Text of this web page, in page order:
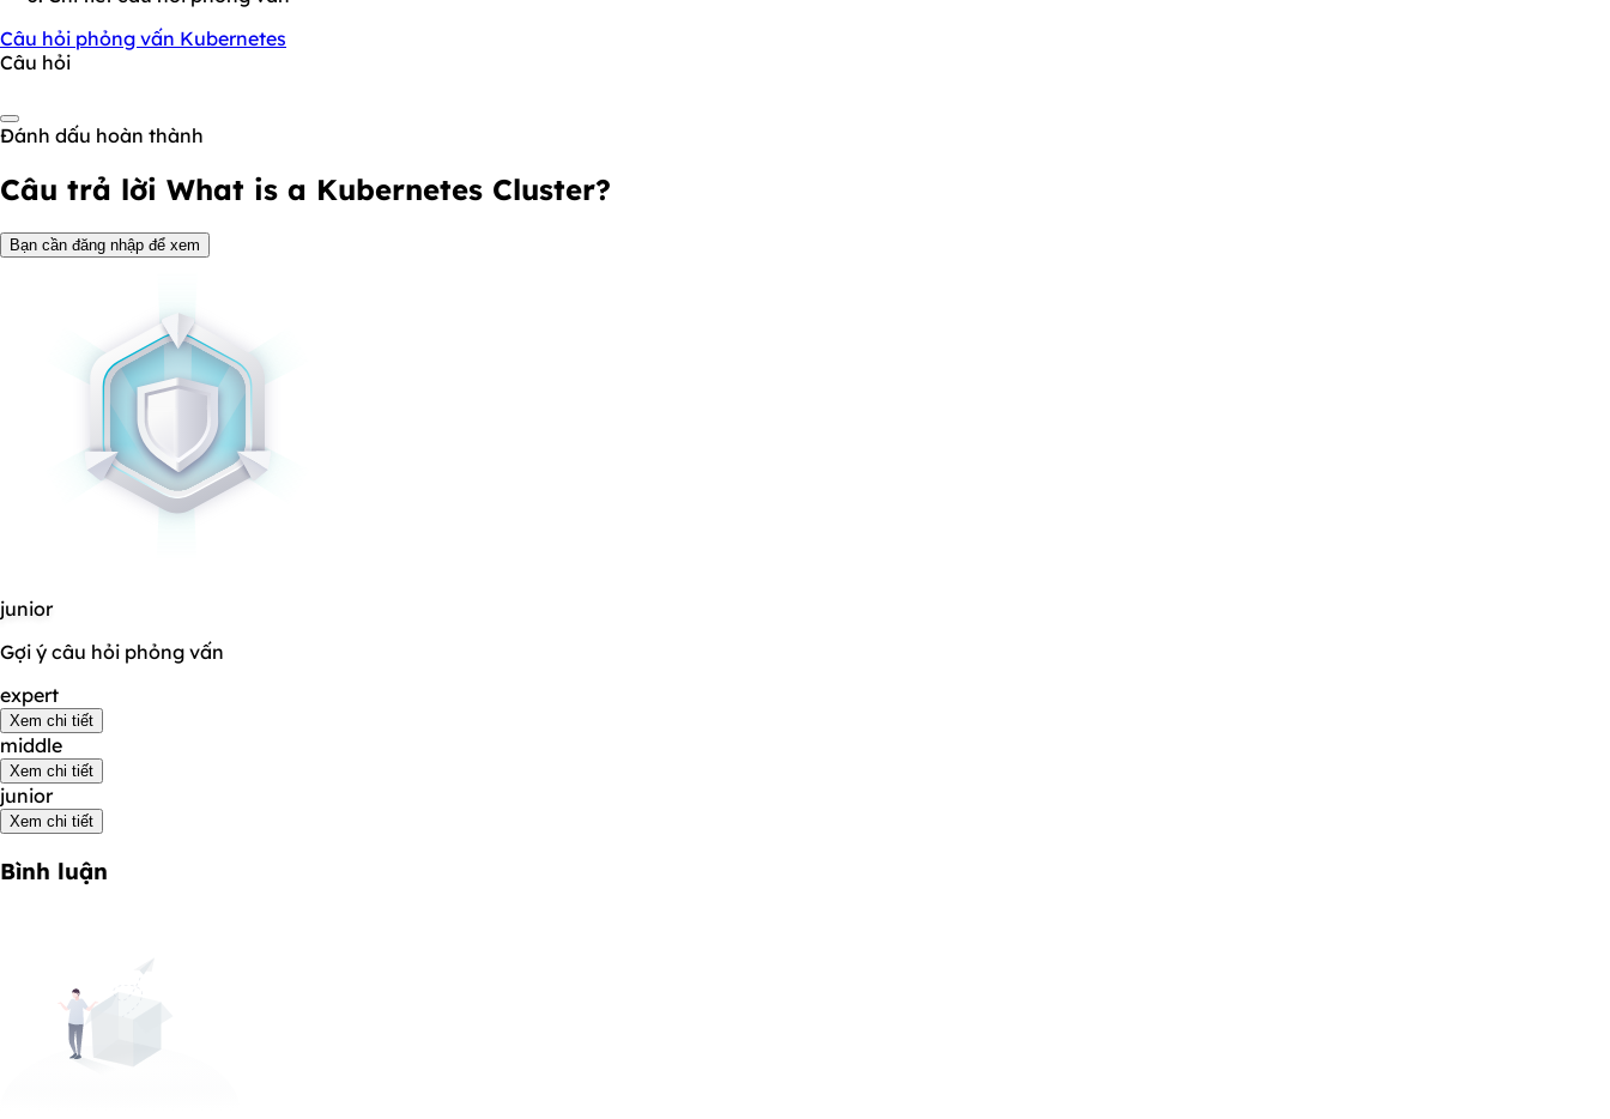
Câu hỏi phỏng vấn Kubernetes
Câu hỏi
Đánh dấu hoàn thành
Câu trả lời What is a Kubernetes Cluster?
Bạn cần đăng nhập để xem
junior
Gợi ý câu hỏi phỏng vấn
expert
Xem chi tiết
middle
Xem chi tiết
junior
Xem chi tiết
Bình luận